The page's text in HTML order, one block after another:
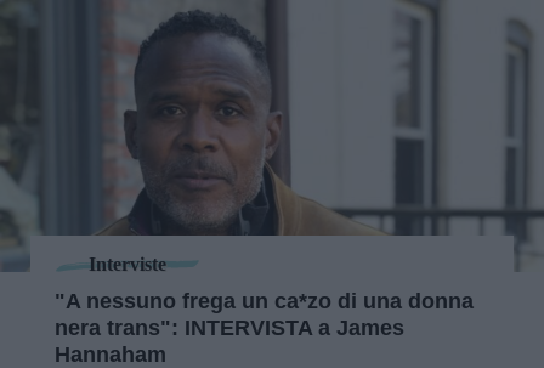
Interviste
"A nessuno frega un ca*zo di una donna
nera trans": INTERVISTA a James
Hannaham